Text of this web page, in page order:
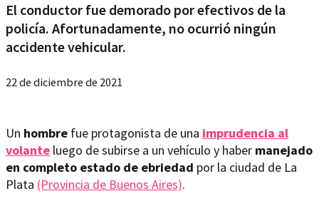
El conductor fue demorado por efectivos de la
policía. Afortunadamente, no ocurrió ningún
accidente vehicular.
22 de diciembre de 2021
Un hombre fue protagonista de una imprudencia al
volante luego de subirse a un vehículo y haber manejado
en completo estado de ebriedad por la ciudad de La
Plata (Provincia de Buenos Aires).